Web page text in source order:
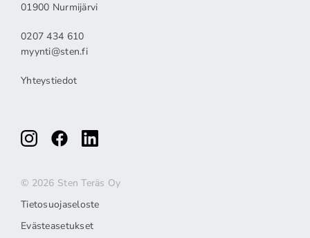
01900 Nurmijärvi
0207 434 610
myynti@sten.fi
Yhteystiedot
© 2026 Sten Teräs Oy
Tietosuojaseloste
Evästeasetukset